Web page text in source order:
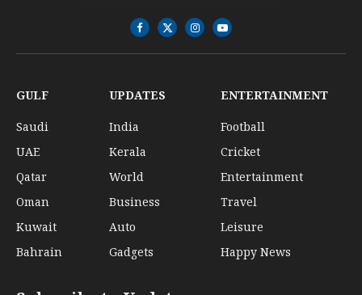
Facebook
X
(Twitter)
InstagramYouTube
GULF
Saudi
UAE
Qatar
Oman
Kuwait
Bahrain
UPDATES
India
Kerala
World
Business
Auto
Gadgets
ENTERTAINMENT
Football
Cricket
Entertainment
Travel
Leisure
Happy News